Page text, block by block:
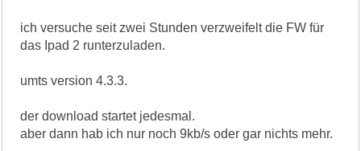
ich versuche seit zwei Stunden verzweifelt die FW für
das Ipad 2 runterzuladen.
umts version 4.3.3.
der download startet jedesmal.
aber dann hab ich nur noch 9kb/s oder gar nichts mehr.